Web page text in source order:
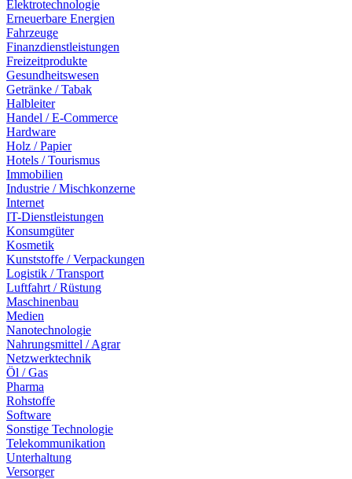
Elektrotechnologie
Erneuerbare Energien
Fahrzeuge
Finanzdienstleistungen
Freizeitprodukte
Gesundheitswesen
Getränke / Tabak
Halbleiter
Handel / E-Commerce
Hardware
Holz / Papier
Hotels / Tourismus
Immobilien
Industrie / Mischkonzerne
Internet
IT-Dienstleistungen
Konsumgüter
Kosmetik
Kunststoffe / Verpackungen
Logistik / Transport
Luftfahrt / Rüstung
Maschinenbau
Medien
Nanotechnologie
Nahrungsmittel / Agrar
Netzwerktechnik
Öl / Gas
Pharma
Rohstoffe
Software
Sonstige Technologie
Telekommunikation
Unterhaltung
Versorger